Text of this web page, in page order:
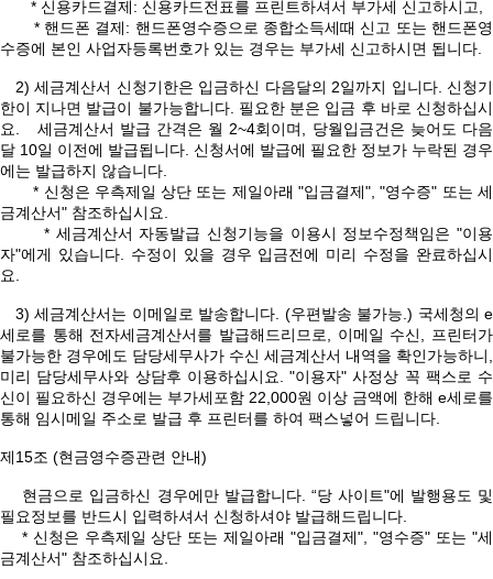
* 신용카드결제: 신용카드전표를 프린트하셔서 부가세 신고하시고,
* 핸드폰 결제: 핸드폰영수증으로 종합소득세때 신고 또는 핸드폰영
수증에 본인 사업자등록번호가 있는 경우는 부가세 신고하시면 됩니다.
2) 세금계산서 신청기한은 입금하신 다음달의 2일까지 입니다. 신청기
한이 지나면 발급이 불가능합니다. 필요한 분은 입금 후 바로 신청하십시
요. 세금계산서 발급 간격은 월 2~4회이며, 당월입금건은 늦어도 다음
달 10일 이전에 발급됩니다. 신청서에 발급에 필요한 정보가 누락된 경우
에는 발급하지 않습니다.
* 신청은 우측제일 상단 또는 제일아래 "입금결제", "영수증" 또는 세
금계산서" 참조하십시요.
* 세금계산서 자동발급 신청기능을 이용시 정보수정책임은 "이용
자"에게 있습니다. 수정이 있을 경우 입금전에 미리 수정을 완료하십시
요.
3) 세금계산서는 이메일로 발송합니다. (우편발송 불가능.) 국세청의 e
세로를 통해 전자세금계산서를 발급해드리므로, 이메일 수신, 프린터가
불가능한 경우에도 담당세무사가 수신 세금계산서 내역을 확인가능하니,
미리 담당세무사와 상담후 이용하십시요. "이용자" 사정상 꼭 팩스로 수
신이 필요하신 경우에는 부가세포함 22,000원 이상 금액에 한해 e세로를
통해 임시메일 주소로 발급 후 프린터를 하여 팩스넣어 드립니다.
제15조 (현금영수증관련 안내)
현금으로 입금하신 경우에만 발급합니다. “당 사이트"에 발행용도 및
필요정보를 반드시 입력하셔서 신청하셔야 발급해드립니다.
* 신청은 우측제일 상단 또는 제일아래 "입금결제", "영수증" 또는 "세
금계산서" 참조하십시요.